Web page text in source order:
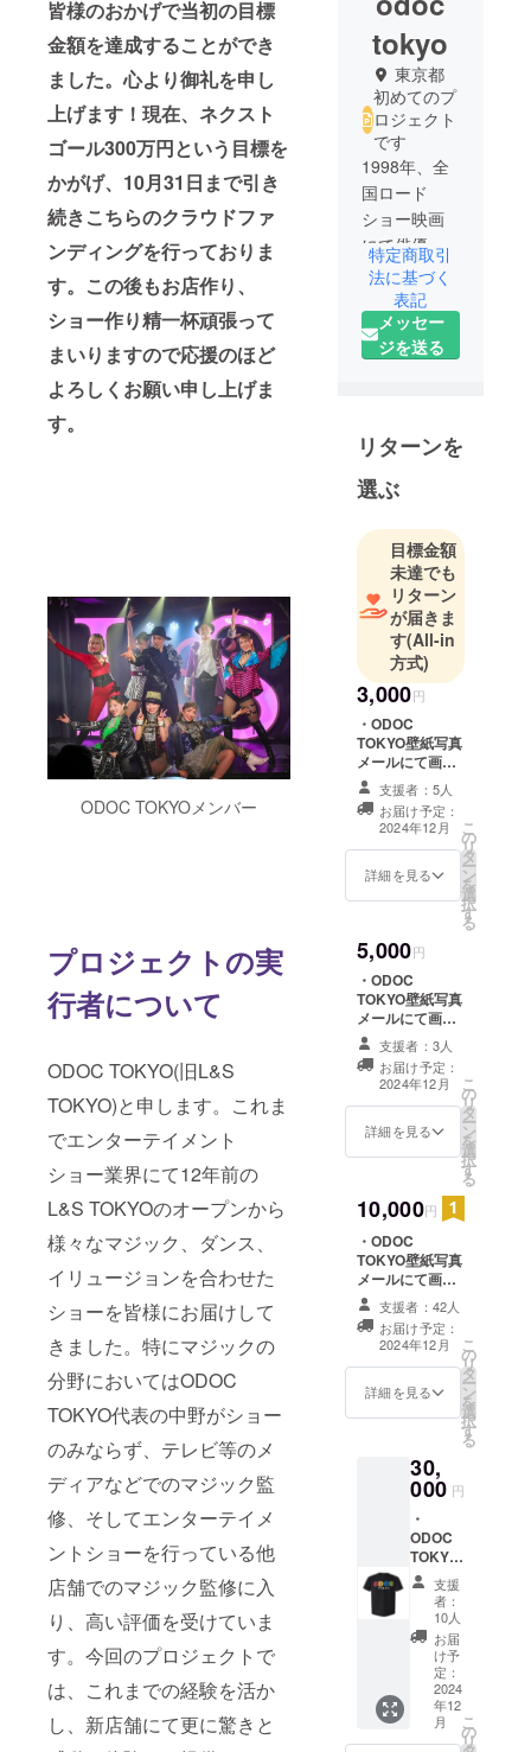
皆様のおかげで当初の目標
金額を達成することができ
ました。心より御礼を申し
上げます！現在、 ネクスト
ゴール300万円という目標を
かがげ、10月31日まで引き
続きこちらのクラウドファ
ンディングを行っておりま
す。この後もお店作り、
ショー作り精一杯頑張って
まいりますので応援のほど
よろしくお願い申し上げま
す。
ODOC TOKYOメンバー
プロジェクトの実
行者について
ODOC TOKYO(旧L&S
TOKYO)と申します。これま
でエンターテイメント
ショー業界にて12年前の
L&S TOKYOのオープンから
様々なマジック、ダンス、
イリュージョンを合わせた
ショーを皆様にお届けして
きました。特にマジックの
分野においてはODOC
TOKYO代表の中野がショー
のみならず、テレビ等のメ
ディアなどでのマジック監
修、そしてエンターテイメ
ントショーを行っている他
店舗でのマジック監修に入
り、高い評価を受けていま
す。今回のプロジェクトで
は、これまでの経験を活か
し、新店舗にて更に驚きと
tokyo
東京都
初めてのプ
ロジェクト
です
1998年、全
国ロード
ショー映画
にて俳優デ
ビューを
し、その後
テレビドラ
マ、CMなど
のショー
バーに12年
勤務。芸能
活動をしな
がら特技で
あるマジッ
クにも磨き
をかける。
2012年にマ
ジックとエ
ンターテイ
メントを融
合したマ
ジック
ショーバー
L&S TOKYO
を六本木に
立ち上げ、
ジシャンと
して店舗の
経営および
現場管理を
し現在に至
る。その活
動は店舗内
にとどまら
ず、有名ホ
ナー
ショー、企
業様パー
ティー、テ
レビへの出
演、また、
映画・ドラ
マ・舞台等
のマジック
特定商取引
法に基づく
表記
メッセー
ジを送る
リターンを
選ぶ
目標金額
未達でも
リターン
が届きま
す(All-in
方式)
3,000円
・ODOC
TOKYO壁紙写真
メールにて画像
をお送りいたし
ます。支援者：5人
お届け予定：
2024年12月
詳細を見る
こ
の
リ
タ
ー
ン
を
選
択
す
る
5,000円
・ODOC
TOKYO壁紙写真
メールにて画像
をお送りいたし
ます。 ・ODOC
TOKYOメンバー
からのお礼動画
収録時間:2分間
提供方法:メール
支援者：3人
お届け予定：
2024年12月
詳細を見る
こ
の
リ
タ
ー
ン
を
選
択
す
る
10,000円
・ODOC
TOKYO壁紙写真
メールにて画像
をお送りいたし
ます。 ・ODOC
TOKYOメンバー
からのお礼動画
収録時間:2分間
提供方法:メール
収録時間:3分間
提供方法:メール
いたします。
支援者：42人
お届け予定：
2024年12月
詳細を見る
こ
の
リ
タ
ー
ン
を
選
択
す
る
30,
000 円
・
ODOC
TOKYO
壁紙写
真 メー
ルにて
画像を
お送り
いたし
ます。
ODOC
TOKYO
支援
者：
10人
お届
け予
定：
2024
年12
月
こ
の
リ